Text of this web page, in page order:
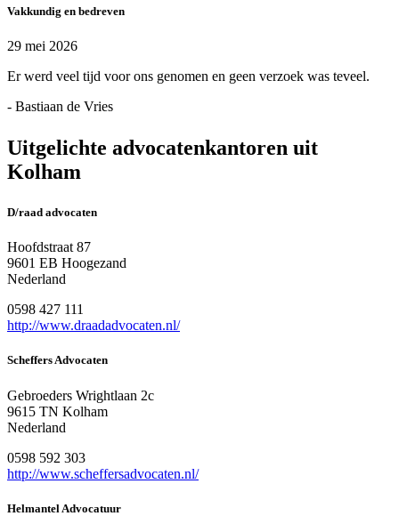
Vakkundig en bedreven
29 mei 2026
Er werd veel tijd voor ons genomen en geen verzoek was teveel.
- Bastiaan de Vries
Uitgelichte advocatenkantoren uit
Kolham
D/raad advocaten
Hoofdstraat 87
9601 EB Hoogezand
Nederland
0598 427 111
http://www.draadadvocaten.nl/
Scheffers Advocaten
Gebroeders Wrightlaan 2c
9615 TN Kolham
Nederland
0598 592 303
http://www.scheffersadvocaten.nl/
Helmantel Advocatuur